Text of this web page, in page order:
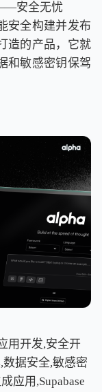
安全无忧
安全构建并发布
造的产品，它就
和敏感密钥保驾
用开发,安全开
据安全,敏感密
应用,Supabase